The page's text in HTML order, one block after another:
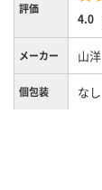
評価
4.0
メーカー 山洋
個包装 なし